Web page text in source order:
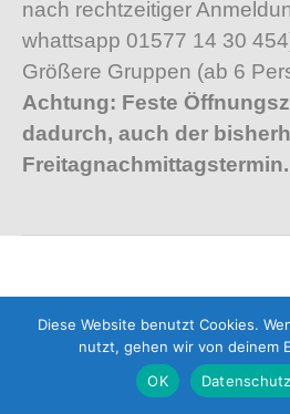
nach rechtzeitiger
whattsapp 01577 14 30
Größere Gruppen (ab 6
Achtung: Feste
dadurch, auch der
Freitagnachmittagstermin.
Diese Website benutzt Cookies.
nutzt, gehen wir von deinem
OK